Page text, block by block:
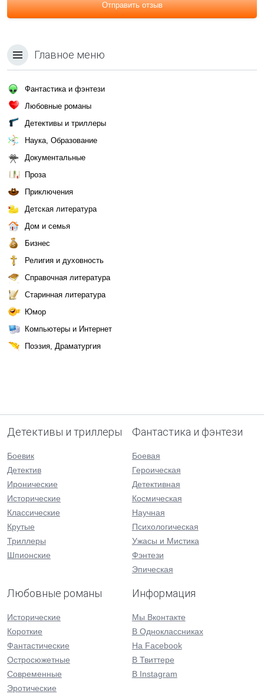
Отправить отзыв
Главное меню
Фантастика и фэнтези
Любовные романы
Детективы и триллеры
Наука, Образование
Документальные
Проза
Приключения
Детская литература
Дом и семья
Бизнес
Религия и духовность
Справочная литература
Старинная литература
Юмор
Компьютеры и Интернет
Поэзия, Драматургия
Детективы и триллеры
Боевик
Детектив
Иронические
Исторические
Классические
Крутые
Триллеры
Шпионские
Фантастика и фэнтези
Боевая
Героическая
Детективная
Космическая
Научная
Психологическая
Ужасы и Мистика
Фэнтези
Эпическая
Любовные романы
Исторические
Короткие
Фантастические
Остросюжетные
Современные
Эротические
Информация
Мы Вконтакте
В Одноклассниках
На Facebook
В Твиттере
В Instagram